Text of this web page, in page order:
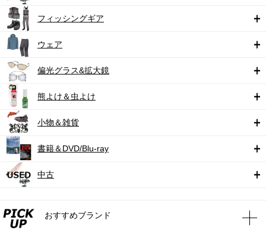
フィッシングギア
ウェア
偏光グラス&拡大鏡
熊よけ＆虫よけ
小物＆雑貨
書籍＆DVD/Blu-ray
中古
おすすめブランド